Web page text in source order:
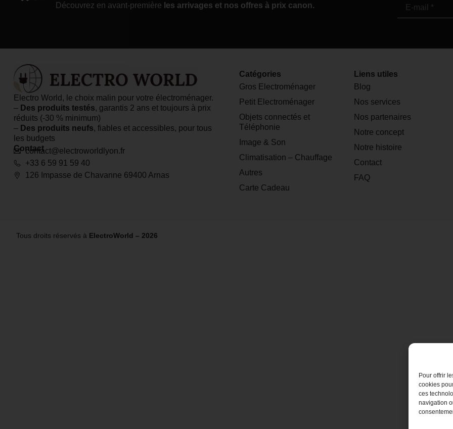
Pour offrir
cookies
ces
navigation
Découvrez en avant-première les arrivages et nos offres à prix canon.
Electro World, le choix malin pour votre électroménager.
– Des produits testés, garantis 2 ans et toujours à prix
réduits (-30 % minimum)
– Des produits neufs, fiables et accessibles, pour tous
les budgets
Contact
contact@electroworldlyon.fr
+33 6 59 91 59 40
126 Impasse de Chavanne 69400 Arnas
Catégories
Gros Electroménager
Petit Electroménager
Objets connectés et
Téléphonie
Image & Son
Climatisation – Chauffage
Autres
Carte Cadeau
Liens utiles
Blog
Nos services
Nos partenaires
Notre concept
Notre histoire
Contact
FAQ
Tous droits réservés à ElectroWorld – 2026